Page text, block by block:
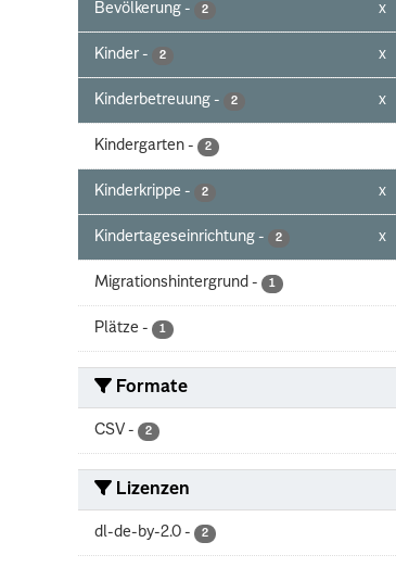
Bevölkerung - 2 x
Kinder - 2 x
Kinderbetreuung - 2 x
Kindergarten - 2
Kinderkrippe - 2 x
Kindertageseinrichtung - 2 x
Migrationshintergrund - 1
Plätze - 1
Formate
CSV - 2
Lizenzen
dl-de-by-2.0 - 2